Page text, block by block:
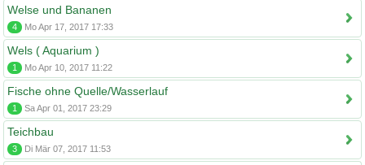
Welse und Bananen
4 Mo Apr 17, 2017 17:33
Wels ( Aquarium )
1 Mo Apr 10, 2017 11:22
Fische ohne Quelle/Wasserlauf
1 Sa Apr 01, 2017 23:29
Teichbau
3 Di Mär 07, 2017 11:53